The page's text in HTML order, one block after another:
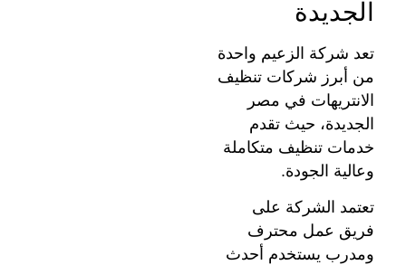
الجديدة
تعد شركة الزعيم واحدة
من أبرز شركات تنظيف
الانتريهات في مصر
الجديدة، حيث تقدم
خدمات تنظيف متكاملة
وعالية الجودة.
تعتمد الشركة على
فريق عمل محترف
ومدرب يستخدم أحدث